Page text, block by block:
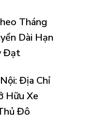
Tháng
Dài Hạn
Đạt
Địa Chỉ
Hữu Xe
Đô